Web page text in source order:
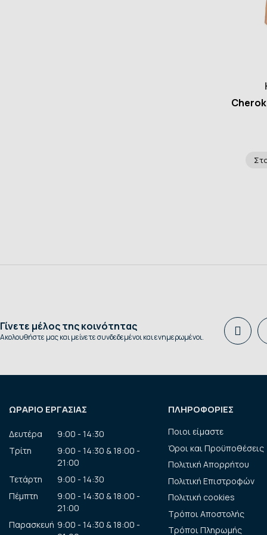
Γίνετε μέλος της κοινότητας
Ακολουθήστε μας και μείνετε συνδεδεμένοι και ενημερωμένοι.
ΩΡΑΡΙΟ ΕΡΓΑΣΙΑΣ
Δευτέρα
9:00 - 14:30
Τρίτη
9:00 - 14:30 & 18:00 -
21:00
Τετάρτη
9:00 - 14:30
Πέμπτη
9:00 - 14:30 & 18:00 -
21:00
Παρασκευή 9:00 - 14:30 & 18:00 -
ΠΛΗΡΟΦΟΡΙΕΣ
Ποιοι είμαστε
Όροι και Προϋποθέσεις
Πολιτική Απορρήτου
Πολιτική Επιστροφών
Πολιτική cookies
Τρόποι Αποστολής
Τρόποι Πληρωμής